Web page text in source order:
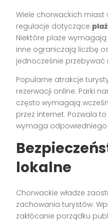
Wiele chorwackich miast
regulacje dotyczące
Niektóre plaże
inne ograniczają liczbę
jednocześnie przebywać
Popularne atrakcje
rezerwacji online. Parki
często wymagają
przez internet. Pozwala
wymaga
lokalne
Chorwackie władze
zachowania turystów.
zakłócanie porządku